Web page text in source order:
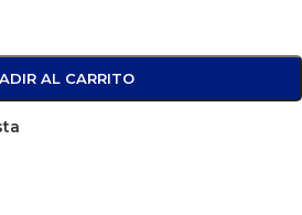
AL CARRITO